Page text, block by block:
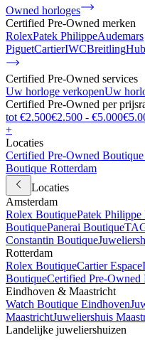
Owned horloges
Certified Pre-Owned merken
RolexPatek PhilippeAudemars
PiguetCartierIWCBreitling
Certified Pre-Owned services
Uw horloge verkopenUw
Certified Pre-Owned per
tot €2.500€2.500 - €5.000
+
Locaties
Certified Pre-Owned
Boutique Rotterdam
Locaties
Amsterdam
Rolex BoutiquePatek Philippe
BoutiquePanerai Boutique
Constantin Boutique
Rotterdam
Rolex BoutiqueCartier Espace
BoutiqueCertified Pre-Owned
Eindhoven & Maastricht
Watch Boutique Eindhoven
MaastrichtJuweliershuis
Landelijke juweliershuizen